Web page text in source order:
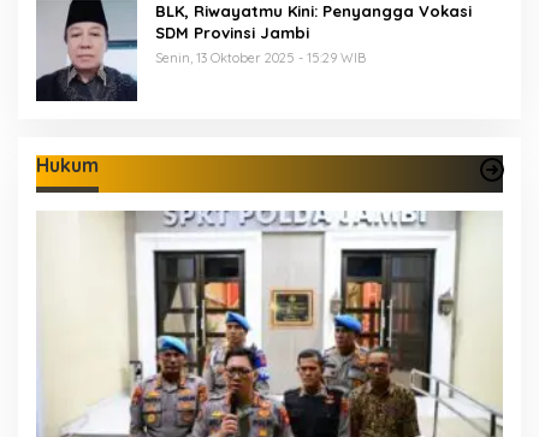
BLK, Riwayatmu Kini: Penyangga Vokasi
SDM Provinsi Jambi
Senin, 13 Oktober 2025 - 15:29 WIB
Hukum